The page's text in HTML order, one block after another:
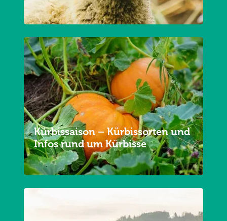
Kürbissaison – Kürbissorten und
Infos rund um Kürbisse